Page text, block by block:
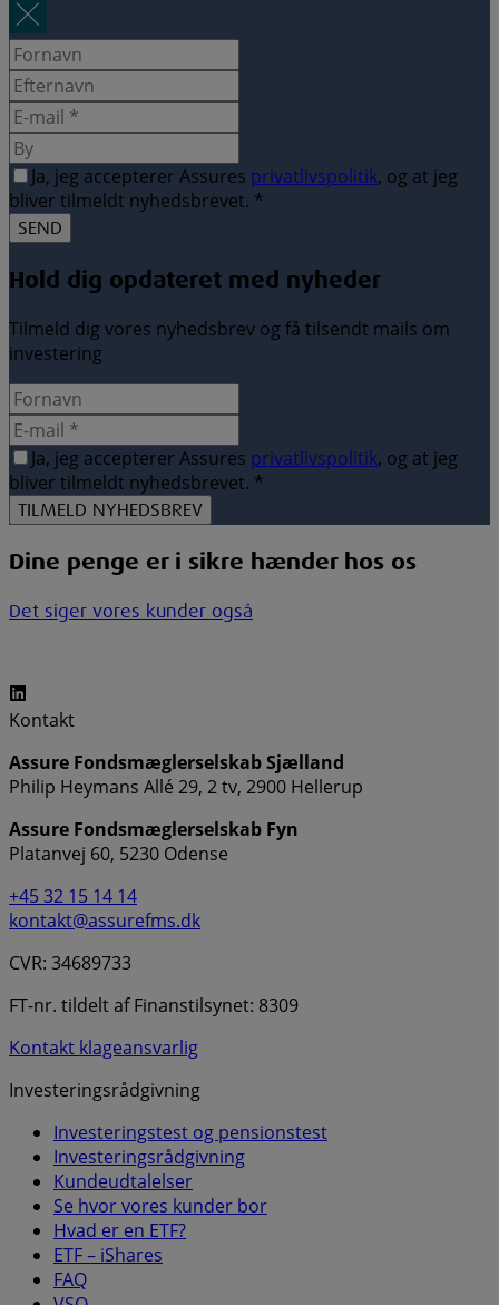
Ja, jeg accepterer Assures privatlivspolitik, og at jeg
bliver tilmeldt nyhedsbrevet. *
Hold dig opdateret med nyheder
Tilmeld dig vores nyhedsbrev og få tilsendt mails om
investering
Ja, jeg accepterer Assures privatlivspolitik, og at jeg
bliver tilmeldt nyhedsbrevet. *
Dine penge er i sikre hænder hos os
Det siger vores kunder også
Kontakt
Assure Fondsmæglerselskab Sjælland
Philip Heymans Allé 29, 2 tv, 2900 Hellerup
Assure Fondsmæglerselskab Fyn
Platanvej 60, 5230 Odense
+45 32 15 14 14
kontakt@assurefms.dk
CVR: 34689733
FT-nr. tildelt af Finanstilsynet: 8309
Kontakt klageansvarlig
Investeringsrådgivning
Investeringstest og pensionstest
Investeringsrådgivning
Kundeudtalelser
Se hvor vores kunder bor
Hvad er en ETF?
ETF – iShares
FAQ